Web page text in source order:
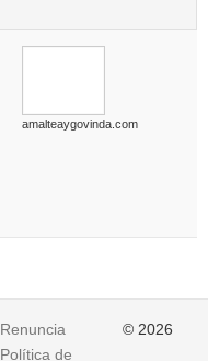
amalteaygovinda.com
Renuncia
Política de
© 2026